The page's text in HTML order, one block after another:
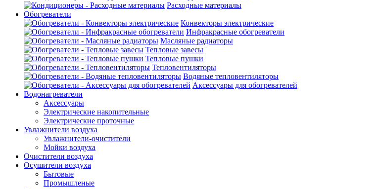
Расходные материалы
Обогреватели
Конвекторы электрические
Инфракрасные обогреватели
Масляные радиаторы
Тепловые завесы
Тепловые пушки
Тепловентиляторы
Водяные тепловентиляторы
Аксессуары для обогревателей
Водонагреватели
Аксессуары
Электрические накопительные
Электрические проточные
Увлажнители воздуха
Увлажнители-очистители
Мойки воздуха
Очистители воздуха
Осушители воздуха
Бытовые
Промышленые